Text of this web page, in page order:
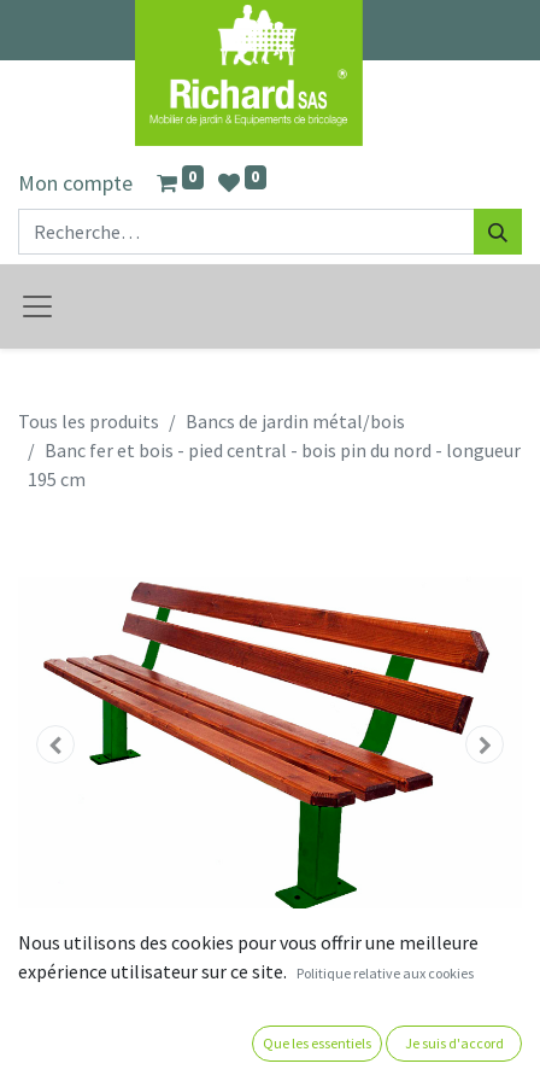
Mon compte 0 0
Tous les produits
Bancs de jardin métal/bois
Banc fer et bois - pied central - bois pin du nord - longueur
195 cm
Banc fer et bois - pied central -
Nous utilisons des cookies pour vous offrir une meilleure
expérience utilisateur sur ce site.
Politique relative aux cookies
Que les essentiels Je suis d'accord